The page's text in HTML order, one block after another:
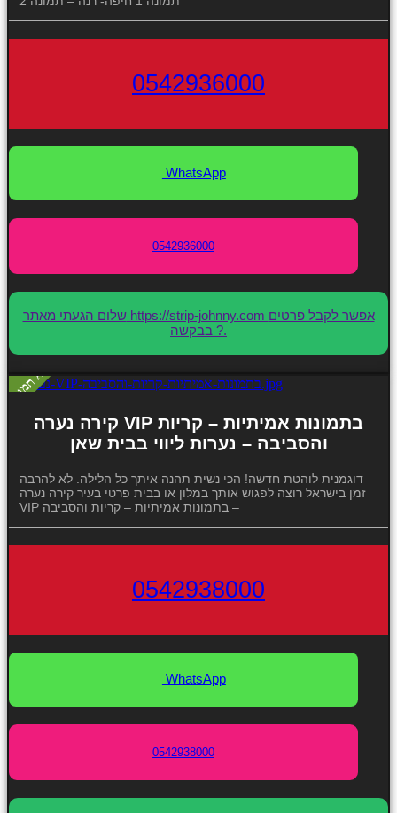
0542936000
WhatsApp
0542936000
שלום הגעתי מאתר https://strip-johnny.com אפשר לקבל פרטים
בבקשה ?.
קירה נערה VIP בתמונות אמיתיות – קריות
והסביבה – נערות ליווי בבית שאן
דוגמנית לוהטת חדשה! הכי נשית תהנה איתך כל הלילה. לא להרבה
זמן בישראל רוצה לפגוש אותך במלון או בבית פרטי בעיר קירה נערה
VIP בתמונות אמיתיות – קריות והסביבה –
0542938000
WhatsApp
0542938000